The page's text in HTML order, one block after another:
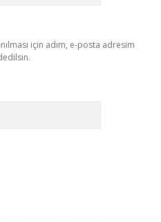
için adım, e-posta adresim